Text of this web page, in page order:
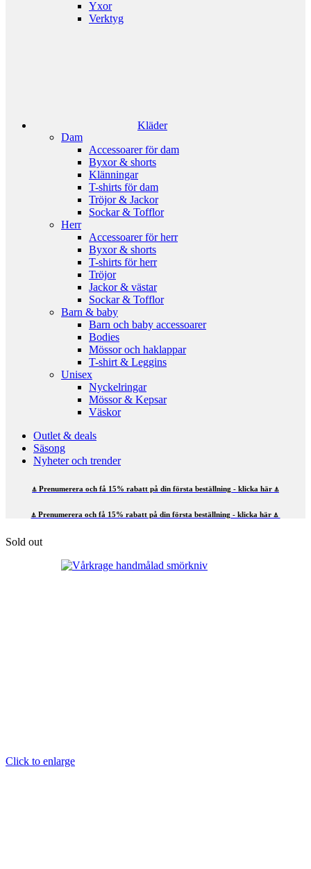
Yxor
Verktyg
Kläder
Dam
Accessoarer för dam
Byxor & shorts
Klänningar
T-shirts för dam
Tröjor & Jackor
Sockar & Tofflor
Herr
Accessoarer för herr
Byxor & shorts
T-shirts för herr
Tröjor
Jackor & västar
Sockar & Tofflor
Barn & baby
Barn och baby accessoarer
Bodies
Mössor och haklappar
T-shirt & Leggins
Unisex
Nyckelringar
Mössor & Kepsar
Väskor
Outlet & deals
Säsong
Nyheter och trender
⍋ Prenumerera och få 15% rabatt på din första beställning - klicka här ⍋
⍋ Prenumerera och få 15% rabatt på din första beställning - klicka här ⍋
Sold out
Click to enlarge